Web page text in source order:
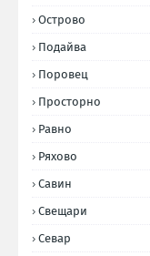
Острово
Подайва
Поровец
Просторно
Равно
Ряхово
Савин
Свещари
Севар